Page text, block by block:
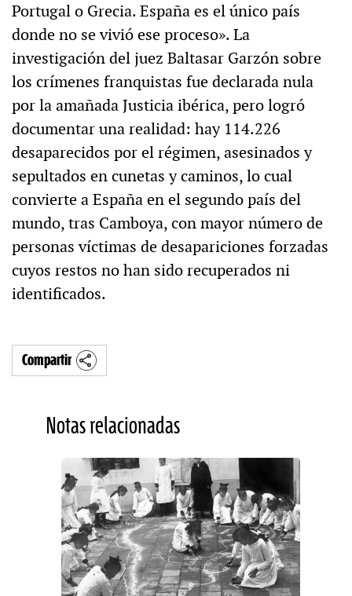
Portugal o Grecia. España es el único país
donde no se vivió ese proceso». La
investigación del juez Baltasar Garzón sobre
los crímenes franquistas fue declarada nula
por la amañada Justicia ibérica, pero logró
documentar una realidad: hay 114.226
desaparecidos por el régimen, asesinados y
sepultados en cunetas y caminos, lo cual
convierte a España en el segundo país del
mundo, tras Camboya, con mayor número de
personas víctimas de desapariciones forzadas
cuyos restos no han sido recuperados ni
identificados.
Compartir
Notas relacionadas